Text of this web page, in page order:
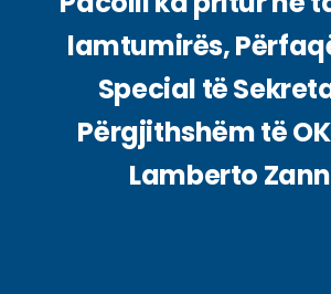
lamtumirës,
Special të
Përgjithshëm të
Lamberto